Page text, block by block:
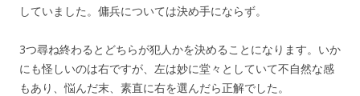
していました。傭兵については決め手にならず。
3つ尋ね終わるとどちらが犯人かを決めることになります。いか
にも怪しいのは右ですが、左は妙に堂々としていて不自然な感
もあり、悩んだ末、素直に右を選んだら正解でした。